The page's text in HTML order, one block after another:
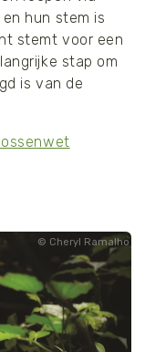
hun stem is
stemt voor een
stap om
is van de
Cheryl Ramalho